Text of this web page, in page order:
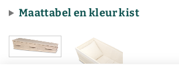
Maattabel en kleur kist